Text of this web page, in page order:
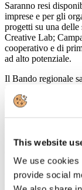
This website
We use cookies
provide social
Saranno resi
imprese e per gli
progetti su una
Creative Lab;
cooperativo e di
ad alto potenziale.
Il Bando regionale
programma oggi, 23
(piazza dei Martiri
per l’Innovazione.
Aprile